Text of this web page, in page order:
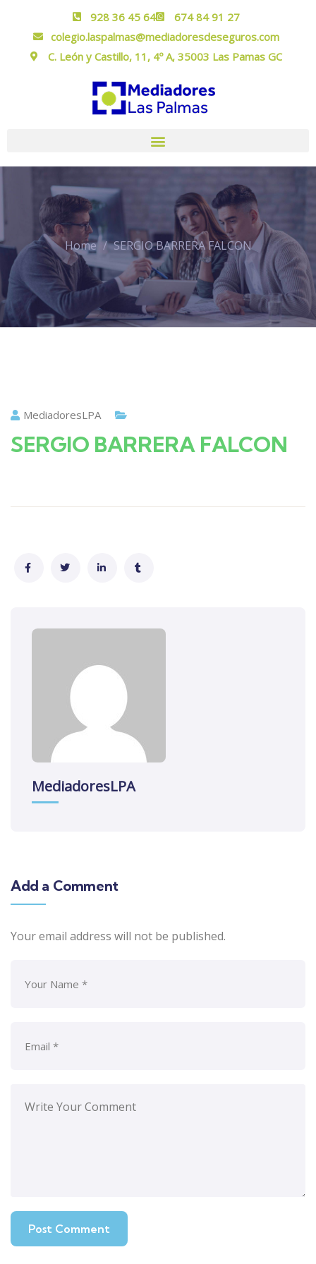
928 36 45 64
674 84 91 27
colegio.laspalmas@mediadoresdeseguros.com
C. León y Castillo, 11, 4º A, 35003 Las Pamas GC
Home SERGIO BARRERA FALCON
MediadoresLPA
SERGIO BARRERA FALCON
MediadoresLPA
Add a Comment
Your email address will not be published.